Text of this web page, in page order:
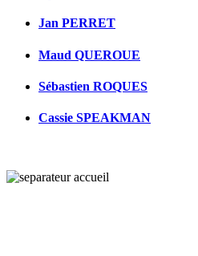
Jan PERRET
Maud QUEROUE
Sébastien ROQUES
Cassie SPEAKMAN